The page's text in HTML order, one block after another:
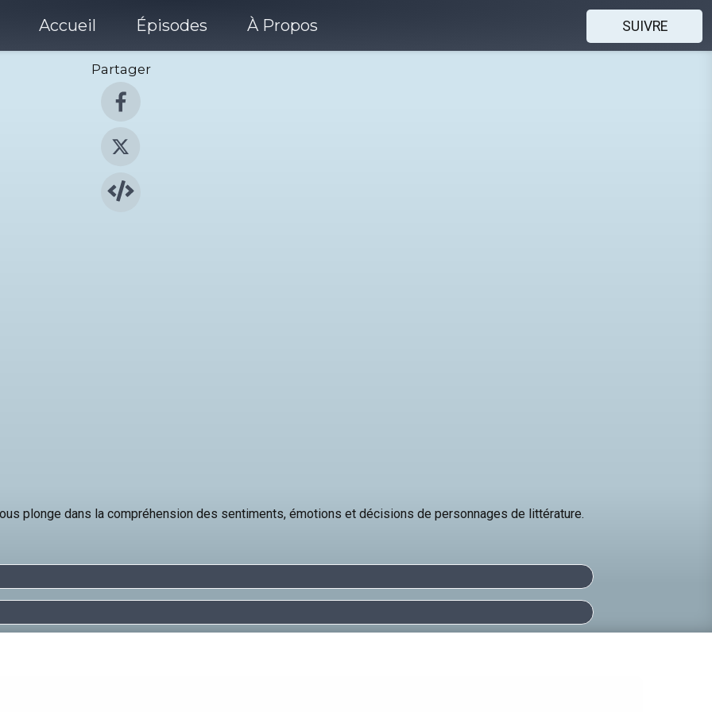
Accueil Épisodes À Propos SUIVRE
Partager
plonge dans la compréhension des sentiments, émotions et décisions de personnages de littérature.